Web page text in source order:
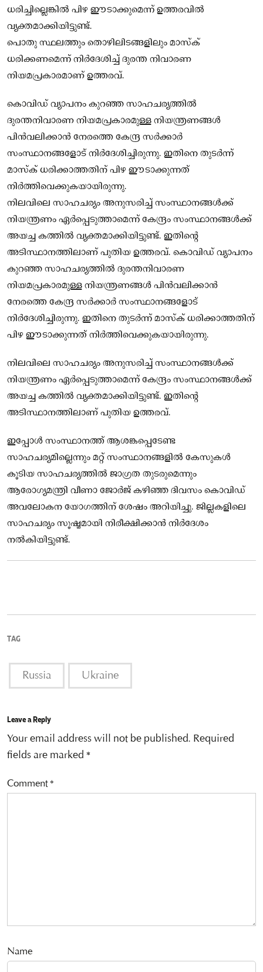
ധരിച്ചില്ലെങ്കില്‍ പിഴ ഈടാക്കുമെന്ന് ഉത്തരവില്‍
വ്യക്തമാക്കിയിട്ടുണ്ട്.
പൊതു സ്ഥലത്തും തൊഴിലിടങ്ങളിലും മാസ്‌ക്
ധരിക്കണമെന്ന് നിര്‍ദേശിച്ച് ദുരന്ത നിവാരണ
നിയമപ്രകാരമാണ് ഉത്തരവ്.
കൊവിഡ് വ്യാപനം കുറഞ്ഞ സാഹചര്യത്തില്‍
ദുരന്തനിവാരണ നിയമപ്രകാരമുള്ള നിയന്ത്രണങ്ങള്‍
പിന്‍വലിക്കാന്‍ നേരത്തെ കേന്ദ്ര സര്‍ക്കാര്‍
സംസ്ഥാനങ്ങളോട് നിര്‍ദേശിച്ചിരുന്നു. ഇതിനെ തുടര്‍ന്ന്
മാസ്‌ക് ധരിക്കാത്തതിന് പിഴ ഈടാക്കുന്നത്
നിര്‍ത്തിവെക്കുകയായിരുന്നു.
നിലവിലെ സാഹചര്യം അനുസരിച്ച് സംസ്ഥാനങ്ങള്‍ക്ക്
നിയന്ത്രണം ഏര്‍പ്പെടുത്താമെന്ന് കേന്ദ്രം സംസ്ഥാനങ്ങള്‍ക്ക്
അയച്ച കത്തില്‍ വ്യക്തമാക്കിയിട്ടുണ്ട്. ഇതിന്റെ
അടിസ്ഥാനത്തിലാണ് പുതിയ ഉത്തരവ്. കൊവിഡ് വ്യാപനം
കുറഞ്ഞ സാഹചര്യത്തില്‍ ദുരന്തനിവാരണ
നിയമപ്രകാരമുള്ള നിയന്ത്രണങ്ങള്‍ പിന്‍വലിക്കാന്‍
നേരത്തെ കേന്ദ്ര സര്‍ക്കാര്‍ സംസ്ഥാനങ്ങളോട്
നിര്‍ദേശിച്ചിരുന്നു. ഇതിനെ തുടര്‍ന്ന് മാസ്‌ക് ധരിക്കാത്തതിന്
പിഴ ഈടാക്കുന്നത് നിര്‍ത്തിവെക്കുകയായിരുന്നു.
നിലവിലെ സാഹചര്യം അനുസരിച്ച് സംസ്ഥാനങ്ങള്‍ക്ക്
നിയന്ത്രണം ഏര്‍പ്പെടുത്താമെന്ന് കേന്ദ്രം സംസ്ഥാനങ്ങള്‍ക്ക്
അയച്ച കത്തില്‍ വ്യക്തമാക്കിയിട്ടുണ്ട്. ഇതിന്റെ
അടിസ്ഥാനത്തിലാണ് പുതിയ ഉത്തരവ്.
ഇപ്പോള്‍ സംസ്ഥാനത്ത് ആശങ്കപ്പെടേണ്ട
സാഹചര്യമില്ലെന്നും മറ്റ് സംസ്ഥാനങ്ങളില്‍ കേസുകള്‍
കൂടിയ സാഹചര്യത്തില്‍ ജാഗ്രത തുടരുമെന്നും
ആരോഗ്യമന്ത്രി വീണാ ജോര്‍ജ് കഴിഞ്ഞ ദിവസം കൊവിഡ്
അവലോകന യോഗത്തിന് ശേഷം അറിയിച്ചു. ജില്ലകളിലെ
സാഹചര്യം സൂഷ്മമായി നിരീക്ഷിക്കാന്‍ നിര്‍ദേശം
നല്‍കിയിട്ടുണ്ട്.
TAG
Russia Ukraine
Leave a Reply
Your email address will not be published. Required
fields are marked *
Comment*
Name